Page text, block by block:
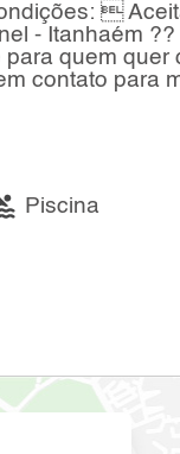

- Itanhaém
quem
contato para
Piscina